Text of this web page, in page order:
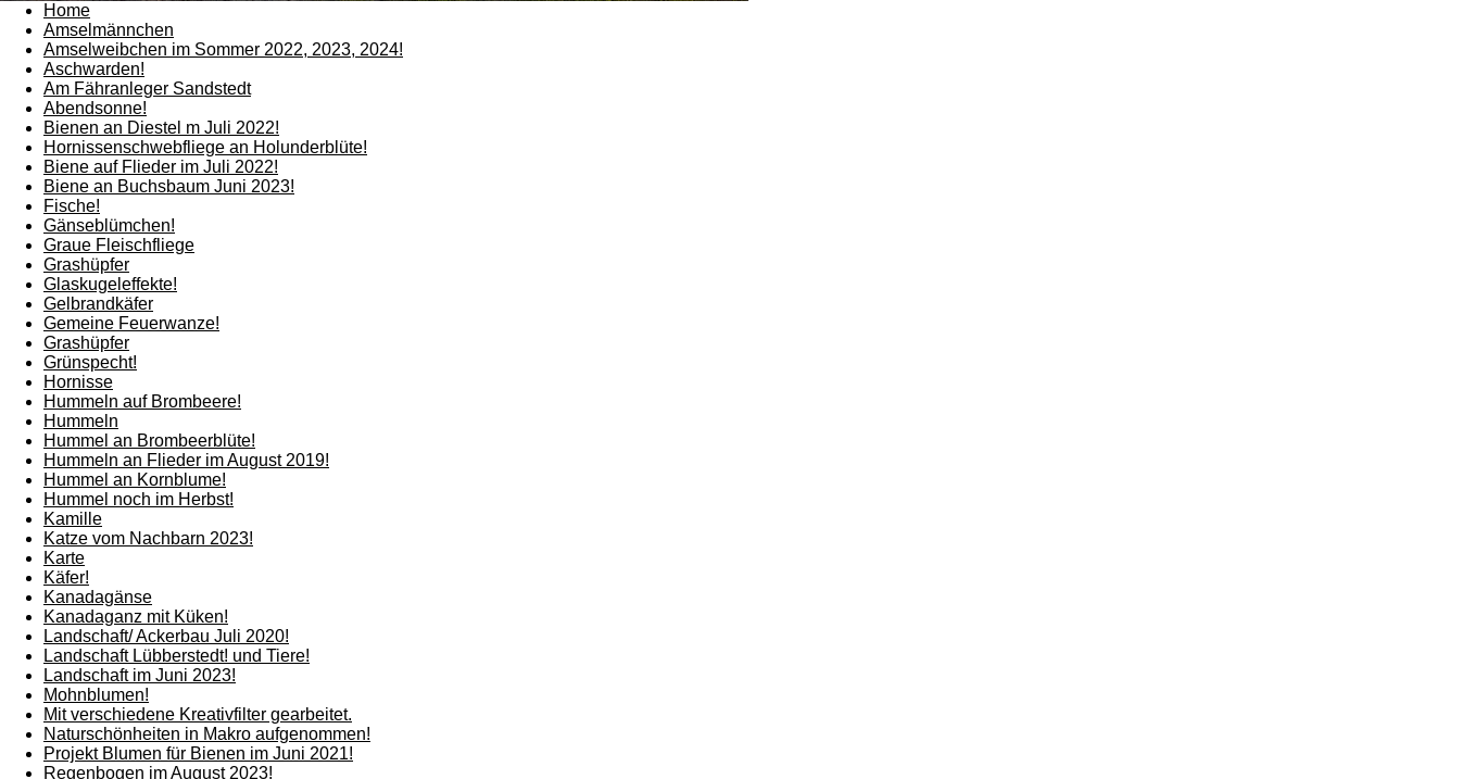
Home
Amselmännchen
Amselweibchen im Sommer 2022, 2023, 2024!
Aschwarden!
Am Fähranleger Sandstedt
Abendsonne!
Bienen an Diestel m Juli 2022!
Hornissenschwebfliege an Holunderblüte!
Biene auf Flieder im Juli 2022!
Biene an Buchsbaum Juni 2023!
Fische!
Gänseblümchen!
Graue Fleischfliege
Grashüpfer
Glaskugeleffekte!
Gelbrandkäfer
Gemeine Feuerwanze!
Grashüpfer
Grünspecht!
Hornisse
Hummeln auf Brombeere!
Hummeln
Hummel an Brombeerblüte!
Hummeln an Flieder im August 2019!
Hummel an Kornblume!
Hummel noch im Herbst!
Kamille
Katze vom Nachbarn 2023!
Karte
Käfer!
Kanadagänse
Kanadaganz mit Küken!
Landschaft/ Ackerbau Juli 2020!
Landschaft Lübberstedt! und Tiere!
Landschaft im Juni 2023!
Mohnblumen!
Mit verschiedene Kreativfilter gearbeitet.
Naturschönheiten in Makro aufgenommen!
Projekt Blumen für Bienen im Juni 2021!
Regenbogen im August 2023!